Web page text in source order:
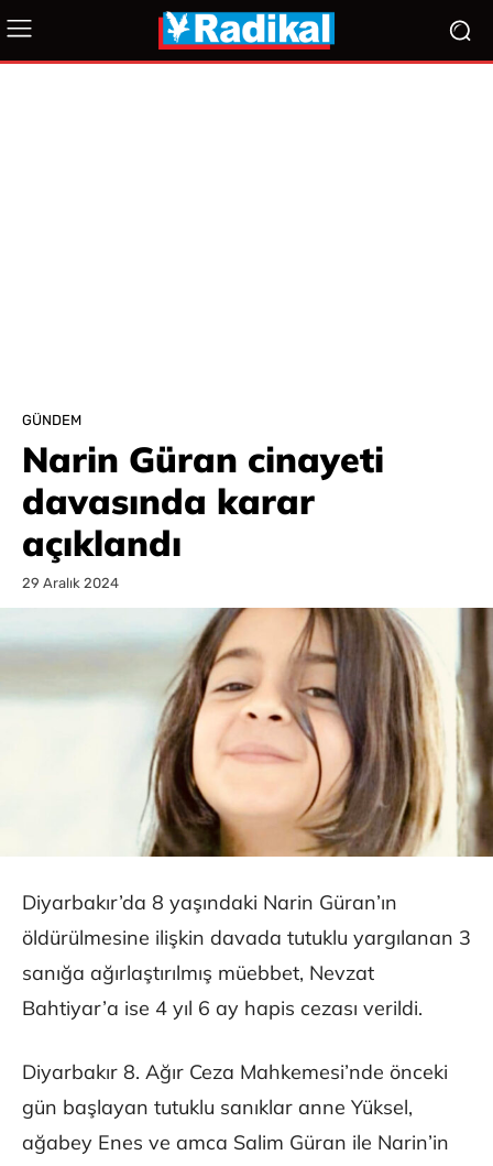
GÜNDEM
Narin Güran cinayeti
davasında karar
açıklandı
29 Aralık 2024
Diyarbakır’da 8 yaşındaki Narin Güran’ın
öldürülmesine ilişkin davada tutuklu yargılanan 3
sanığa ağırlaştırılmış müebbet, Nevzat
Bahtiyar’a ise 4 yıl 6 ay hapis cezası verildi.
Diyarbakır 8. Ağır Ceza Mahkemesi’nde önceki
gün başlayan tutuklu sanıklar anne Yüksel,
ağabey Enes ve amca Salim Güran ile Narin’in